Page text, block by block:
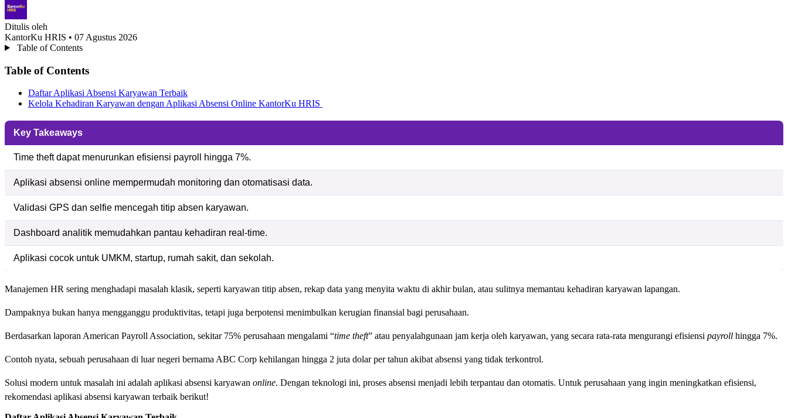
Ditulis oleh
KantorKu HRIS • 07 Agustus 2026
Table of Contents
Table of Contents
Daftar Aplikasi Absensi Karyawan Terbaik
Kelola Kehadiran Karyawan dengan Aplikasi Absensi Online KantorKu HRIS
Key Takeaways
Time theft dapat menurunkan efisiensi payroll hingga 7%.
Aplikasi absensi online mempermudah monitoring dan otomatisasi data.
Validasi GPS dan selfie mencegah titip absen karyawan.
Dashboard analitik memudahkan pantau kehadiran real-time.
Aplikasi cocok untuk UMKM, startup, rumah sakit, dan sekolah.
Manajemen HR sering menghadapi masalah klasik, seperti karyawan titip absen, rekap data yang menyita waktu di akhir bulan, atau sulitnya memantau kehadiran karyawan lapangan.
Dampaknya bukan hanya mengganggu produktivitas, tetapi juga berpotensi menimbulkan kerugian finansial bagi perusahaan.
Berdasarkan laporan American Payroll Association, sekitar 75% perusahaan mengalami “time theft” atau penyalahgunaan jam kerja oleh karyawan, yang secara rata-rata mengurangi efisiensi payroll hingga 7%.
Contoh nyata, sebuah perusahaan di luar negeri bernama ABC Corp kehilangan hingga 2 juta dolar per tahun akibat absensi yang tidak terkontrol.
Solusi modern untuk masalah ini adalah aplikasi absensi karyawan online. Dengan teknologi ini, proses absensi menjadi lebih terpantau dan otomatis. Untuk perusahaan yang ingin meningkatkan efisiensi,
rekomendasi aplikasi absensi karyawan terbaik berikut!